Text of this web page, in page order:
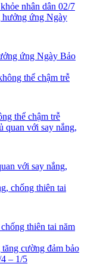
nhân dân 02/7
ứng Ngày Bảo
thể chậm trễ
với say nắng,
thiên tai năm